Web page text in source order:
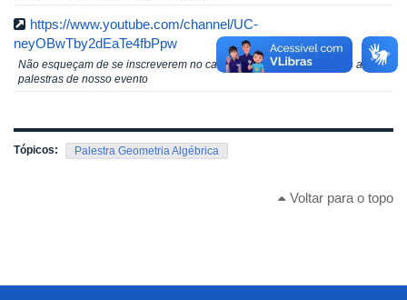
https://www.youtube.com/channel/UC-
neyOBwTby2dEaTe4fbPpw
Não esqueçam de se inscreverem no canal onde encontrarão todas as
palestras de nosso evento
Tópicos: Palestra Geometria Algébrica
Voltar para o topo